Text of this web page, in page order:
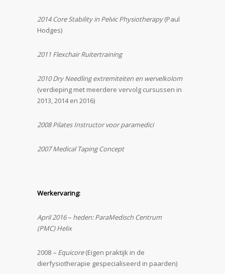
2014 Core Stability in Pelvic Physiotherapy(Paul
Hodges)
2011 Flexchair Ruitertraining
2010 Dry Needling extremiteiten en wervelkolom
(verdieping met meerdere vervolg cursussen in
2013, 2014 en 2016)
2008 Pilates Instructor voor paramedici
2007 Medical Taping Concept
Werkervaring:
April 2016 – heden: ParaMedisch Centrum
(PMC) Helix
2008 – Equicore(Eigen praktijk in de
dierfysiotherapie gespecialiseerd in paarden)